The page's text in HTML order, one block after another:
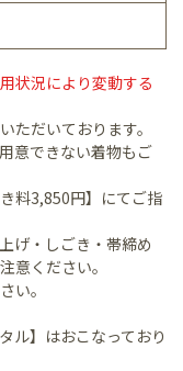
状況により変動する
だいております。
意できない着物もご
料3,850円】にてご指
げ・しごき・帯締め
意ください。
い。
ル】はおこなっており